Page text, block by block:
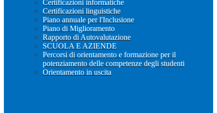
Certificazioni informatiche
Certificazioni linguistiche
Piano annuale per l'Inclusione
Piano di Miglioramento
Rapporto di Autovalutazione
SCUOLA E AZIENDE
Percorsi di orientamento e formazione per il
potenziamento delle competenze degli studenti
Orientamento in uscita